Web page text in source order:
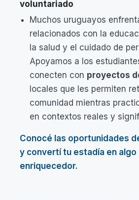
voluntariado
Muchos uruguayos
relacionados con la
la salud y el cuidado de
Apoyamos a los
conecten con proyectos
locales que les permiten
comunidad mientras
en contextos reales y
Conocé las oportunidades
y convertí tu estadía en algo
enriquecedor.